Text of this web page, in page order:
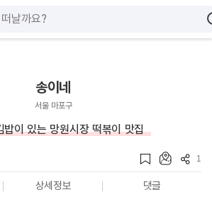
송이네
서울 마포구
밥이 있는 망원시장 떡볶이 맛집
1
상세정보 댓글